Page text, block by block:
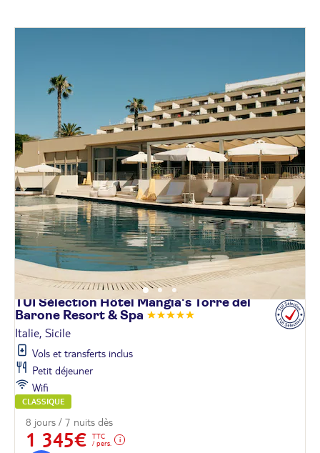
TUI Sélection Hôtel Mangia's Torre del
Barone Resort &Spa
Italie, Sicile
Vols et transferts inclus
Petit déjeuner
Wifi
CLASSIQUE
8 jours / 7 nuits dès
1 345€
TTC
/ pers.